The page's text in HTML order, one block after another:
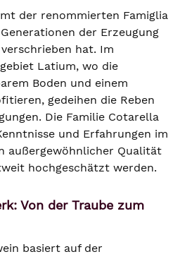
der renommierten Famiglia
der Erzeugung
hat. Im
Latium, wo die
Boden und einem
gedeihen die Reben
Die Familie Cotarella
und Erfahrungen im
außergewöhnlicher Qualität
hochgeschätzt werden.
Von der Traube zum
basiert auf der